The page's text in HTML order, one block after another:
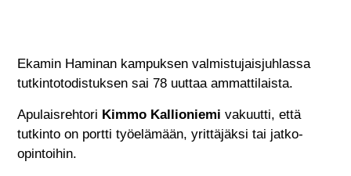
Ekamin Haminan kampuksen valmistujaisjuhlassa
tutkintotodistuksen sai 78 uuttaa ammattilaista.
Apulaisrehtori Kimmo Kallioniemi vakuutti, että
tutkinto on portti työelämään, yrittäjäksi tai jatko-
opintoihin.